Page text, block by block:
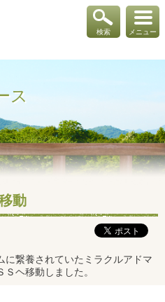
メニュー
検索
ス
動
に繋養されていたミラクルアドマ
ヘ移動しました。